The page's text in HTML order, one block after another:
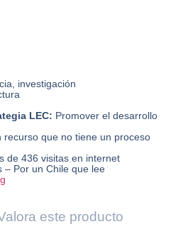
investigación
LEC: Promover el desarrollo
recurso que no tiene un proceso
de 436 visitas en internet
– Por un Chile que lee
este producto